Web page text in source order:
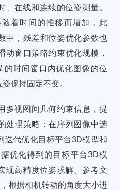
、在线和连续的位姿测量。
着时间的推移而增加，此
中，残差和位姿优化参数也
动窗口策略约束优化规模，
L的时间窗口内优化图像的位
保持固定不变。
多视图间几何约束信息，提
处理策略：在序列图像中选
迭代优化目标平台3D模型和
优化得到的目标平台3D模
现高精度位姿求解。参考文
根据相机转动的角度大小进